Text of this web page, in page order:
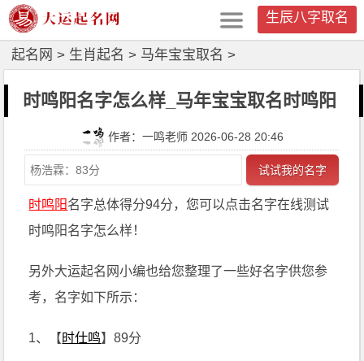
生辰八字取名
起名网 > 生肖起名 > 马年宝宝取名 >
时鸣阳名字怎么样_马年宝宝取名时鸣阳
作者：一鸣老师 2026-06-28 20:46
试试我的名字
时鸣阳名字总体得分94分，您可以点击名字在线测试
时鸣阳名字怎么样！
另外大运起名网小编也给您整理了一些好名字供您参
考，名字如下所示：
1、【时仕鸣】89分